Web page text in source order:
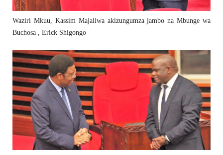
Waziri Mkuu, Kassim Majaliwa akizungumza jambo na Mbunge wa
Buchosa , Erick Shigongo